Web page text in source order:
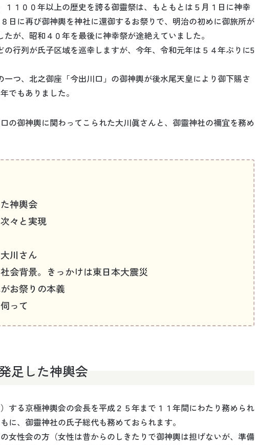
１００年以上の歴史を誇る御靈祭は、もともとは５月１日に神幸
日に再び御神輿を神社に還御するお祭りで、明治の初めに御旅所が
が、昭和４０年を最後に神幸祭が途絶えていました。
行列が氏子区域を巡幸しますが、今年、令和元年は５４年ぶりに5
つ、北之御座「今出川口」の御神輿が後水尾天皇により御下賜さ
でもありました。
の御神輿に関わってこられた大川眞さんと、御靈神社の禰宜を務め
神輿会
々と実現
川さん
会背景。きっかけは東日本大震災
お祭りの本義
って
足した神輿会
する京極神輿会の会長を平成２５年まで１１年間にわたり務められ
に、御靈神社の氏子総代も務めておられます。
女性会の方（女性は昔からのしきたりで御神輿は担げないが、準備